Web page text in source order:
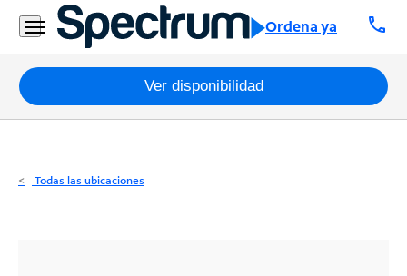
Ordena ya call
Residencial
Business
Paquetes
Internet
Ver disponibilidad
Todas las ubicaciones